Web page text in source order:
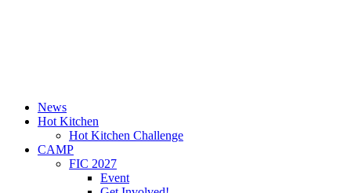
News
Hot Kitchen
Hot Kitchen Challenge
CAMP
FIC 2027
Event